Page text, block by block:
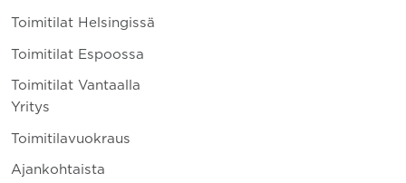
Toimitilat Helsingissä
Toimitilat Espoossa
Toimitilat Vantaalla
Yritys
Toimitilavuokraus
Ajankohtaista